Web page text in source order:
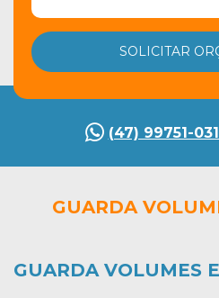
(47) 99751-
GUARDA
GUARDA VOLUMES